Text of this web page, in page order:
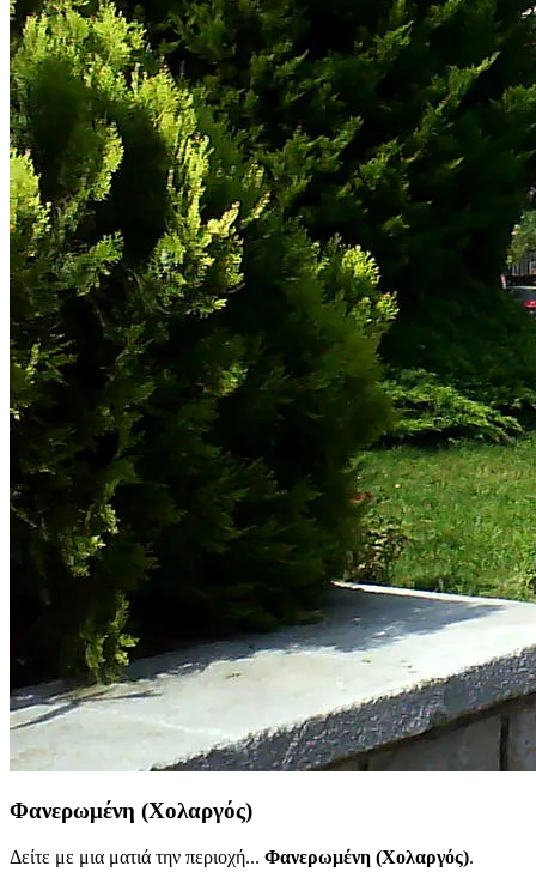
Φανερωμένη (Χολαργός)
Δείτε με μια ματιά την περιοχή... Φανερωμένη (Χολαργός).